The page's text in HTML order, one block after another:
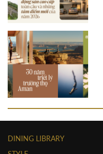
DINING LIBRARY